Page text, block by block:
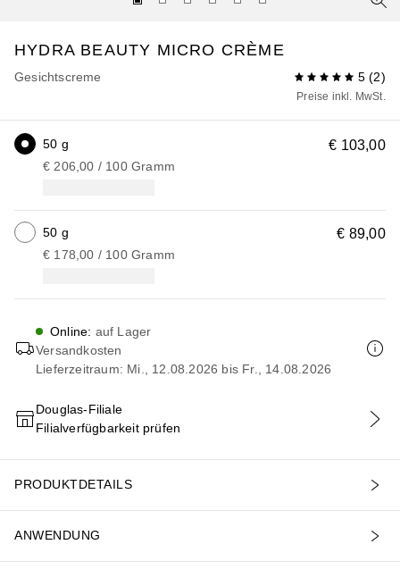
HYDRA BEAUTY MICRO CRÈME
Gesichtscreme 5 (2)
Preise inkl. MwSt.
€ 103,00
50 g
€ 206,00 / 100 Gramm
€ 89,00
50 g
€ 178,00 / 100 Gramm
Online: auf Lager
Versandkosten
Lieferzeitraum: Mi., 12.08.2026 bis Fr., 14.08.2026
IN DEN WARENKORB
Douglas-Filiale
Filialverfügbarkeit prüfen
PRODUKTDETAILS
ANWENDUNG